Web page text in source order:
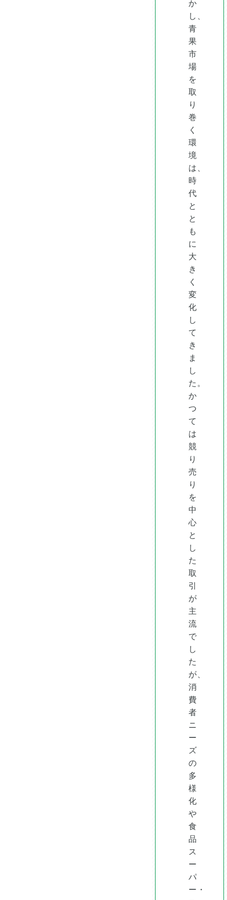
か
し、
青
果
市
場
を
取
り
巻
く
環
境
は、
時
代
と
と
も
に
大
き
く
変
化
し
て
き
ま
し
た。
か
つ
て
は
競
り
売
り
を
中
心
と
し
た
取
引
が
主
流
で
し
た
が、
消
費
者
ニ
ー
ズ
の
多
様
化
や
食
品
ス
ー
パ
ー・